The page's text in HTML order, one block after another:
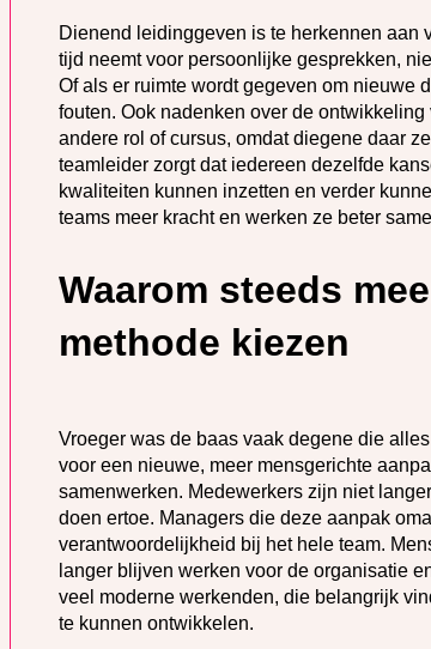
Dienend leidinggeven is te herkennen
tijd neemt voor persoonlijke gesprekken,
Of als er ruimte wordt gegeven om nieuwe
fouten. Ook nadenken over de
andere rol of cursus, omdat diegene daar
teamleider zorgt dat iedereen dezelfde
kwaliteiten kunnen inzetten en verder
teams meer kracht en werken ze beter
Waarom steeds
methode kiezen
Vroeger was de baas vaak degene die
voor een nieuwe, meer mensgerichte
samenwerken. Medewerkers zijn niet
doen ertoe. Managers die deze aanpak
verantwoordelijkheid bij het hele team.
langer blijven werken voor de organisatie
veel moderne werkenden, die belangrijk
te kunnen ontwikkelen.